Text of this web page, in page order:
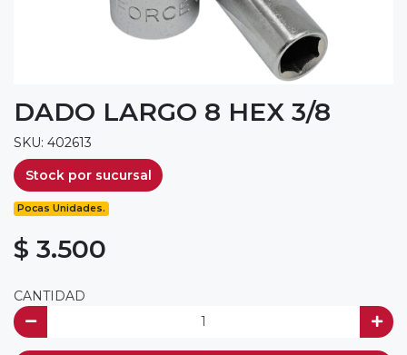
DADO LARGO 8 HEX 3/8
SKU: 402613
Stock por sucursal
Pocas Unidades.
$ 3.500
CANTIDAD